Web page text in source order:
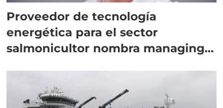
Proveedor de tecnología
energética para el sector
salmonicultor nombra managing